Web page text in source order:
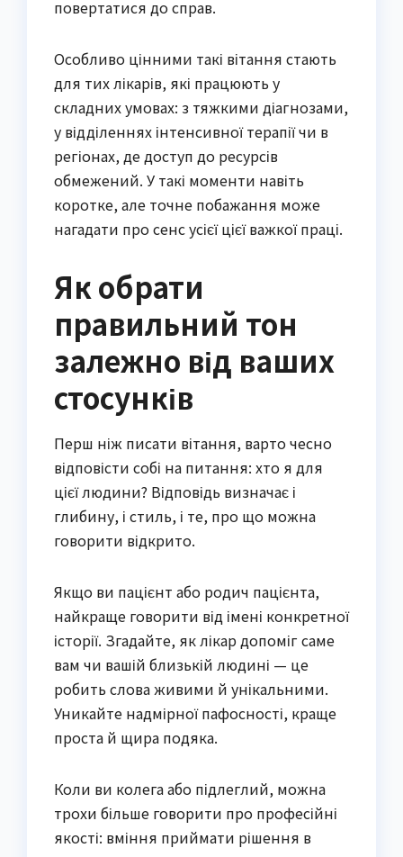
повертатися до справ.
Особливо цінними такі вітання стають
для тих лікарів, які працюють у
складних умовах: з тяжкими діагнозами,
у відділеннях інтенсивної терапії чи в
регіонах, де доступ до ресурсів
обмежений. У такі моменти навіть
коротке, але точне побажання може
нагадати про сенс усієї цієї важкої праці.
Як обрати
правильний тон
залежно від ваших
стосунків
Перш ніж писати вітання, варто чесно
відповісти собі на питання: хто я для
цієї людини? Відповідь визначає і
глибину, і стиль, і те, про що можна
говорити відкрито.
Якщо ви пацієнт або родич пацієнта,
найкраще говорити від імені конкретної
історії. Згадайте, як лікар допоміг саме
вам чи вашій близькій людині — це
робить слова живими й унікальними.
Уникайте надмірної пафосності, краще
проста й щира подяка.
Коли ви колега або підлеглий, можна
трохи більше говорити про професійні
якості: вміння приймати рішення в